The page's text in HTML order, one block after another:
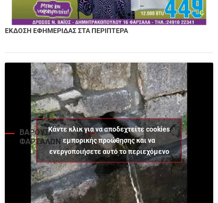
ΕΚΔΟΣΗ ΕΦΗΜΕΡΙΔΑΣ ΣΤΑ ΠΕΡΙΠΤΕΡΑ
ΒΑΡΟΥΣΙ
ΦΑΡΣΑΛΩΝ
Κάντε κλικ για να αποδεχτείτε cookies
εμπορικής προώθησης και να
ενεργοποιήσετε αυτό το περιεχόμενο